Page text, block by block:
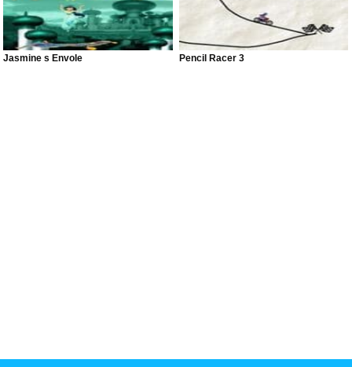
Jasmine s Envole Pencil Racer 3